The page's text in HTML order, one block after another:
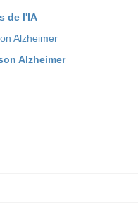
de l'IA
Alzheimer